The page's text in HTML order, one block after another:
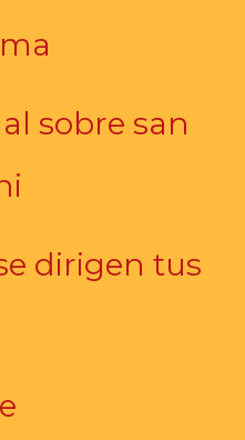
sobre san
dirigen tus